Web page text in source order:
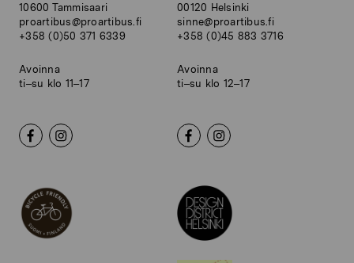
10600 Tammisaari
proartibus@proartibus.fi
+358 (0)50 371 6339
Avoinna
ti–su klo 11–17
00120 Helsinki
sinne@proartibus.fi
+358 (0)45 883 3716
Avoinna
ti–su klo 12–17